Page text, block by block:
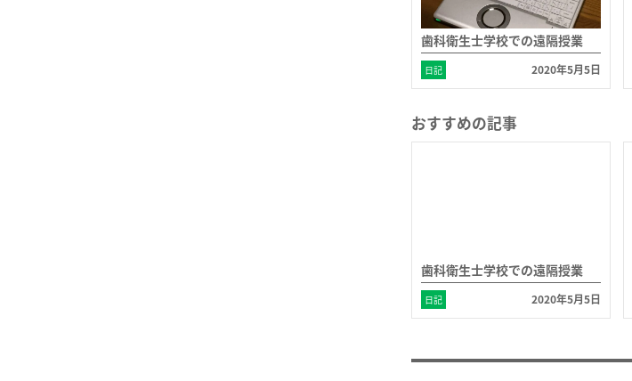
歯科衛生士学校での遠隔授業
日記 2020年5月5日
おすすめの記事
歯科衛生士学校での遠隔授業
日記 2020年5月5日